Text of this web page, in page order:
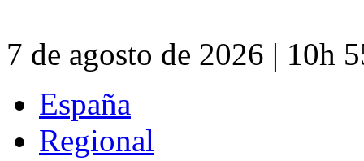
7 de agosto de 2026 | 10h
España
Regional